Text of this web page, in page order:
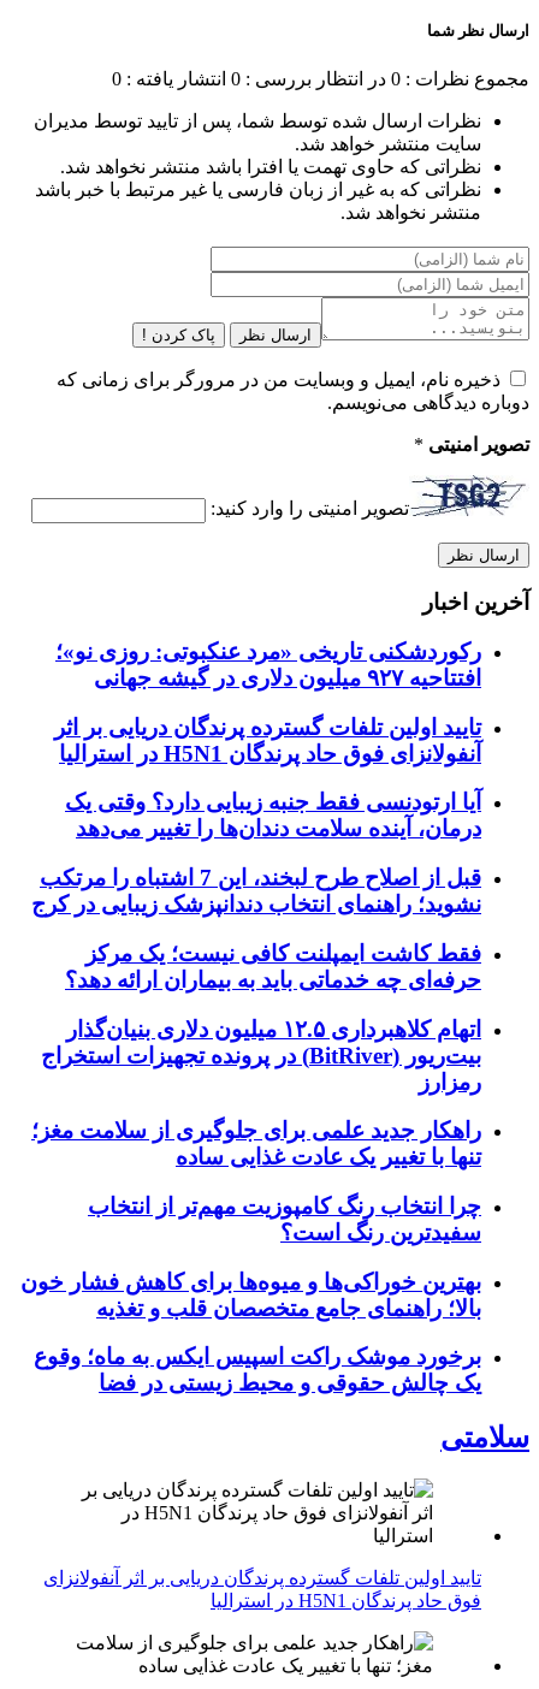
ارسال نظر شما
مجموع نظرات : 0 در انتظار بررسی : 0 انتشار یافته : 0
نظرات ارسال شده توسط شما، پس از تایید توسط مدیران
سایت منتشر خواهد شد.
نظراتی که حاوی تهمت یا افترا باشد منتشر نخواهد شد.
نظراتی که به غیر از زبان فارسی یا غیر مرتبط با خبر باشد
منتشر نخواهد شد.
ارسال نظر پاک کردن !
ذخیره نام، ایمیل و وبسایت من در مرورگر برای زمانی که
دوباره دیدگاهی می‌نویسم.
تصویر امنیتی *
تصویر امنیتی را وارد کنید:
آخرین اخبار
رکوردشکنی تاریخی «مرد عنکبوتی: روزی نو»؛
افتتاحیه ۹۲۷ میلیون دلاری در گیشه جهانی
تایید اولین تلفات گسترده پرندگان دریایی بر اثر
آنفولانزای فوق حاد پرندگان H5N1 در استرالیا
آیا ارتودنسی فقط جنبه زیبایی دارد؟ وقتی یک
درمان، آینده سلامت دندان‌ها را تغییر می‌دهد
قبل از اصلاح طرح لبخند، این 7 اشتباه را مرتکب
نشوید؛ راهنمای انتخاب دندانپزشک زیبایی در کرج
فقط کاشت ایمپلنت کافی نیست؛ یک مرکز
حرفه‌ای چه خدماتی باید به بیماران ارائه دهد؟
اتهام کلاهبرداری ۱۲.۵ میلیون دلاری بنیان‌گذار
بیت‌ریور (BitRiver) در پرونده تجهیزات استخراج
رمزارز
راهکار جدید علمی برای جلوگیری از سلامت مغز؛
تنها با تغییر یک عادت غذایی ساده
چرا انتخاب رنگ کامپوزیت مهم‌تر از انتخاب
سفیدترین رنگ است؟
بهترین خوراکی‌ها و میوه‌ها برای کاهش فشار خون
بالا؛ راهنمای جامع متخصصان قلب و تغذیه
برخورد موشک راکت اسپیس ایکس به ماه؛ وقوع
یک چالش حقوقی و محیط زیستی در فضا
سلامتی
تایید اولین تلفات گسترده پرندگان دریایی بر اثر آنفولانزای
فوق حاد پرندگان H5N1 در استرالیا